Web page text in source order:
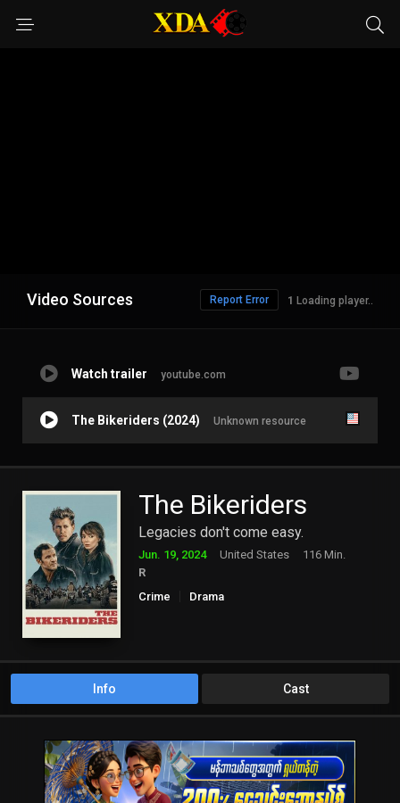
Video Sources 1 Loading player..
Report Error
Watch trailer youtube.com
The Bikeriders (2024) Unknown resource
The Bikeriders
Legacies don't come easy.
Jun. 19, 2024 United States
116 Min.
R
Crime
Drama
Info Cast